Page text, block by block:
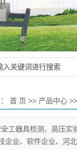
首 页 >> 产品中心 >>
工器具检测、高压实
业、软件企业、河北